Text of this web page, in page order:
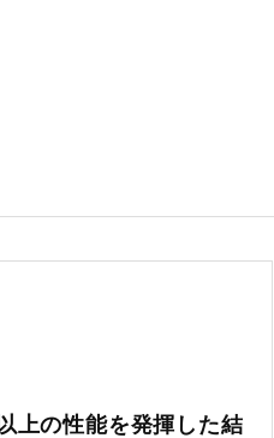
上の性能を発揮した結